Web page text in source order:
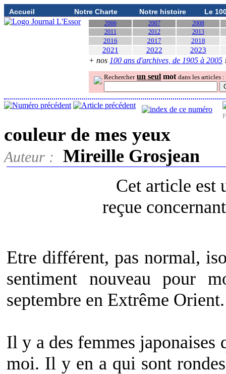
Accueil Notre Charte Notre histoire Le
2006 2007
2008
2011
2012 2013
2016 2017 2018
2021 2022 2023
+ nos 100 ans d'archives, de 1905 à 2005
Rechercher un seul mot dans les articles :
couleur de mes yeux
Auteur :
Mireille Grosjean
Cet article est
reçue
Etre différent, pas normal,
sentiment nouveau pour
septembre en Extrême Orient.
Il y a des femmes
moi. Il y en a qui sont